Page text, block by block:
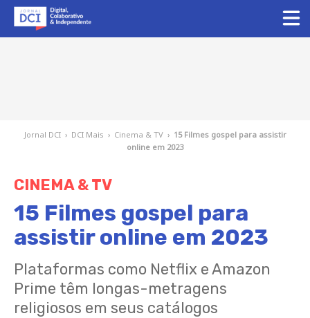
Jornal DCI › DCI Mais › Cinema & TV › 15 Filmes gospel para assistir
online em 2023
CINEMA & TV
15 Filmes gospel para
assistir online em 2023
Plataformas como Netflix e Amazon
Prime têm longas-metragens
religiosos em seus catálogos